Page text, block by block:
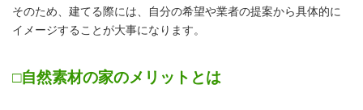
そのため、建てる際には、自分の希望や業者の提案から具体的に
イメージすることが大事になります。
□自然素材の家のメリットとは